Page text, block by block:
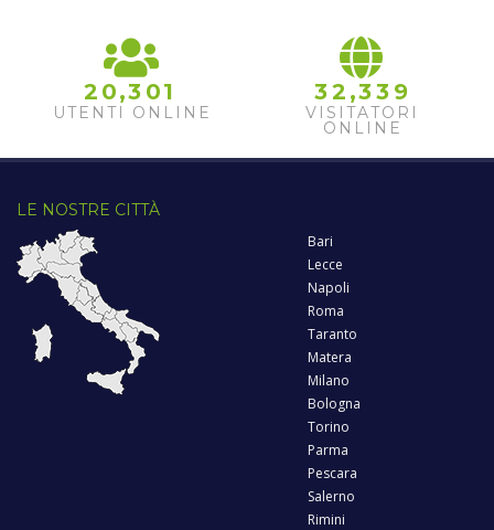
2 0,3 01
UTENTI ONLINE
32 ,33 9
VISITATORI
ONLINE
LE NOSTRE CITTÀ
Bari
Lecce
Napoli
Roma
Taranto
Matera
Milano
Bologna
Torino
Parma
Pescara
Salerno
Rimini